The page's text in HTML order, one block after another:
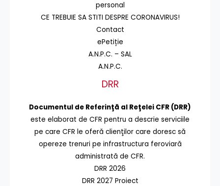
personal
CE TREBUIE SA STITI DESPRE CORONAVIRUS!
Contact
ePetiție
A.N.P.C. – SAL
A.N.P.C.
DRR
Documentul de Referinţă al Reţelei CFR (DRR)
este elaborat de CFR pentru a descrie serviciile
pe care CFR le oferă clienţilor care doresc să
opereze trenuri pe infrastructura feroviară
administrată de CFR.
DRR 2026
DRR 2027 Proiect